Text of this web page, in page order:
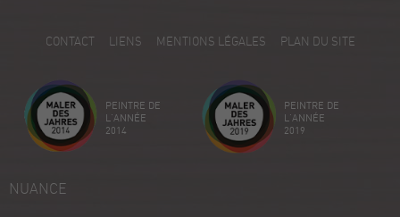
5
Créez votre propre sceau maintenant
18/12/2025
Voir le profil
CONTACT LIENS MENTIONS LÉGALES PLAN DU SITE
PEINTRE DE
L'ANNÉE
2014
PEINTRE DE
L'ANNÉE
2019
NUANCE